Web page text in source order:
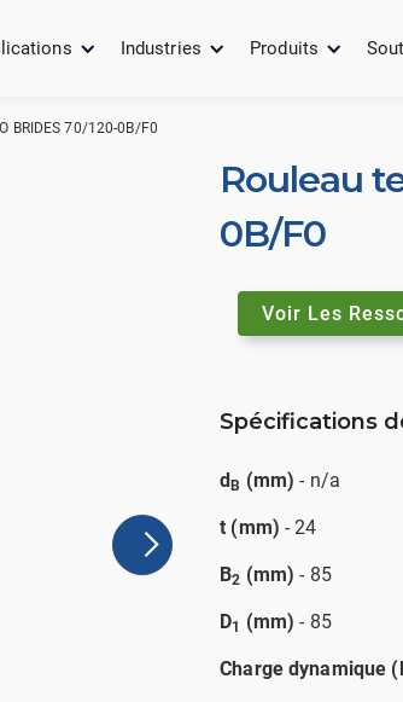
Industries Produits
BRIDES 70/120-0B/F0
Rouleau
0B/F0
Voir Les
Spécifications
dB (mm) - n/a
t (mm)- 24
B2 (mm) - 85
D1 (mm) - 85
Charge dynamique